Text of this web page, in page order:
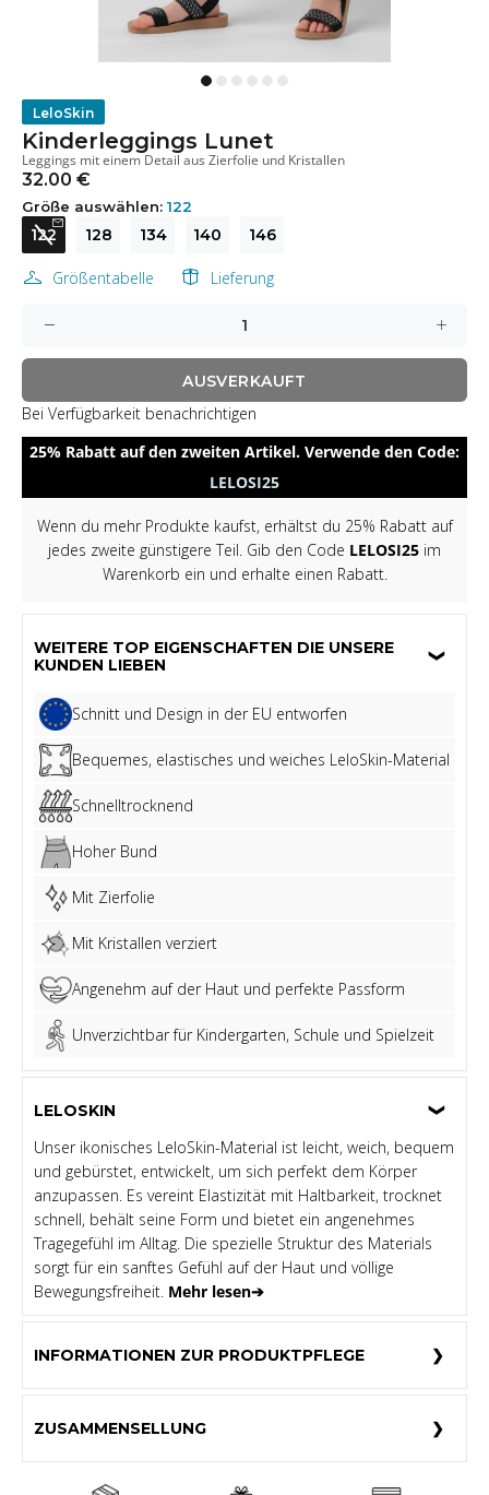
LeloSkin
Kinderleggings Lunet
Leggings mit einem Detail aus Zierfolie und Kristallen
32.00 €
Größe auswählen: 122
122 128 134 140 146
Größentabelle Lieferung
AUSVERKAUFT
Bei Verfügbarkeit benachrichtigen
25% Rabatt auf den zweiten Artikel. Verwende den Code:
LELOSI25
Wenn du mehr Produkte kaufst, erhältst du 25% Rabatt auf
jedes zweite günstigere Teil. Gib den Code LELOSI25 im
Warenkorb ein und erhalte einen Rabatt.
WEITERE TOP EIGENSCHAFTEN DIE UNSERE
KUNDEN LIEBEN
Schnitt und Design in der EU entworfen
Bequemes, elastisches und weiches LeloSkin-Material
Schnelltrocknend
Hoher Bund
Mit Zierfolie
Mit Kristallen verziert
Angenehm auf der Haut und perfekte Passform
Unverzichtbar für Kindergarten, Schule und Spielzeit
LELOSKIN
Unser ikonisches LeloSkin-Material ist leicht, weich, bequem
und gebürstet, entwickelt, um sich perfekt dem Körper
anzupassen. Es vereint Elastizität mit Haltbarkeit, trocknet
schnell, behält seine Form und bietet ein angenehmes
Tragegefühl im Alltag. Die spezielle Struktur des Materials
sorgt für ein sanftes Gefühl auf der Haut und völlige
Bewegungsfreiheit. Mehr lesen➔
INFORMATIONEN ZUR PRODUKTPFLEGE
ZUSAMMENSELLUNG